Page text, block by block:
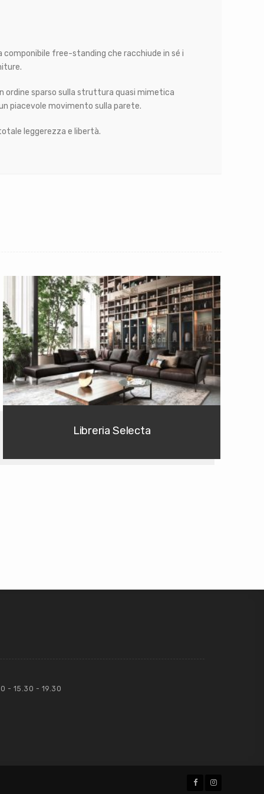
free-standing che racchiude in sé i
ordine sparso sulla struttura quasi mimetica
piacevole movimento sulla parete.
leggerezza e libertà.
Libreria Selecta
- 15.30 - 19.30